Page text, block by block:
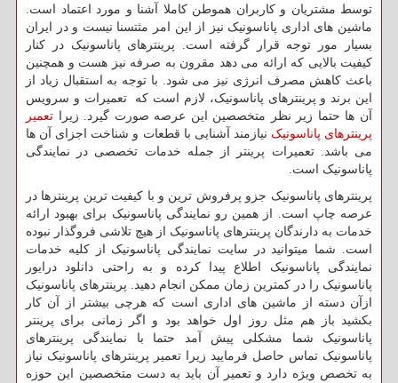
توسط مشتریان و کاربران هموطن کاملا آشنا و مورد اعتماد است.
ماشین های اداری پاناسونیک نیز از این امر مثتسنا نیست و در ایران
بسیار مور توجه قرار گرفته است. پرینترهای پاناسونیک در کنار
کیفیت بالایی که ارائه می دهد مقرون به صرفه نیز هست و همچنین
باعث کاهش مصرف انرژی نیز می شود. با توجه به استقبال زیاد از
این برند و پرینترهای پاناسونیک، لازم است که تعمیرات و سرویس
آن ها حتما زیر نظر متخصصین این عرصه صورت گیرد. زیرا تعمیر
پرینترهای پاناسونیک نیازمند آشنایی با قطعات و شناخت اجزای آن ها
می باشد. تعمیرات پرینتر از جمله خدمات تخصصی در نمایندگی
پاناسونیک است.
پرینترهای پاناسونیک جزو پرفروش ترین و با کیفیت ترین پرینترها در
عرصه چاپ است. از همین رو نمایندگی پاناسونیک برای بهبود ارائه
خدمات به دارندگان پرینترهای پاناسونیک از هیچ تلاشی فروگذار نبوده
است. شما میتوانید در سایت نمایندگی پاناسونیک از کلیه خدمات
نمایندگی پاناسونیک اطلاع پیدا کرده و به راحتی دانلود درایور
پاناسونیک را در کمترین زمان ممکن انجام دهید. پرینترهای پاناسونیک
ازآن دسته از ماشین های اداری است که هرچی بیشتر از آن کار
بکشید باز هم مثل روز اول خواهد بود و اگر زمانی برای پرینتر
پاناسونیک شما مشکلی پیش آمد حتما با نمایندگی پرینترهای
پاناسونیک تماس حاصل فرمایید زیرا تعمیر پرینترهای پاناسونیک نیاز
به تخصص ویژه دارد و تعمیر آن باید به دست متخصصین این حوزه